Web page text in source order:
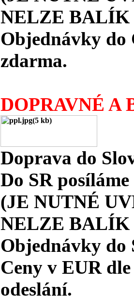
NELZE BALÍK
Objednávky do
zdarma.
DOPRAVNÉ A
Doprava do
Do SR
(JE NUTNÉ
NELZE BALÍK
Objednávky do
Ceny v EUR
odeslání.